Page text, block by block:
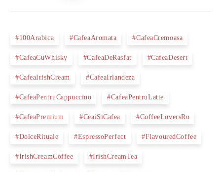
#100Arabica #CafeaAromata #CafeaCremoasa
#CafeaCuWhisky #CafeaDeRasfat #CafeaDesert
#CafeaIrishCream #CafeaIrlandeza
#CafeaPentruCappuccino #CafeaPentruLatte
#CafeaPremium #CeaiSiCafea #CoffeeLoversRo
#DolceRituale #EspressoPerfect #FlavouredCoffee
#IrishCreamCoffee #IrishCreamTea